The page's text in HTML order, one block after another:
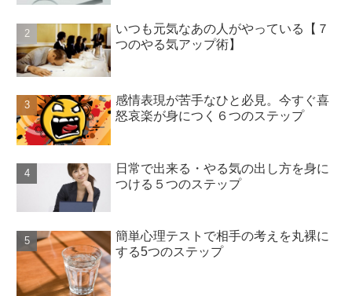
いつも元気なあの人がやっている【７
つのやる気アップ術】
感情表現が苦手なひと必見。今すぐ喜
怒哀楽が身につく６つのステップ
日常で出来る・やる気の出し方を身に
つける５つのステップ
簡単心理テストで相手の考えを丸裸に
する5つのステップ